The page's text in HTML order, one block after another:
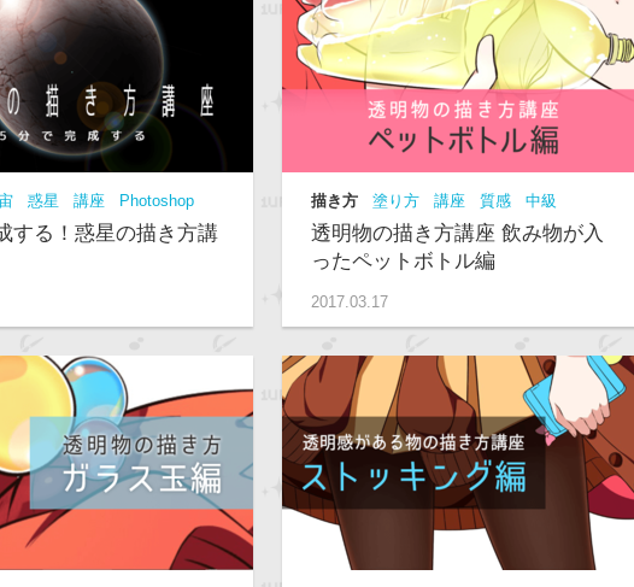
惑星 講座 Photoshop
する！惑星の描き方講
描き方 塗り方 講座 質感 中級
透明物の描き方講座 飲み物が入
ったペットボトル編
2017.03.17